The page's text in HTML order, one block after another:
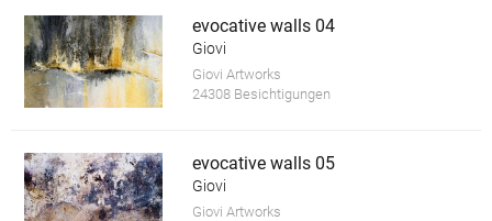
evocative walls 04
Giovi
Giovi Artworks
24308 Besichtigungen
evocative walls 05
Giovi
Giovi Artworks